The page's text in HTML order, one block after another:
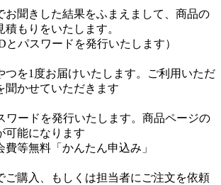
お聞きした結果をふまえまして、商品の
積もりをいたします。
とパスワードを発行いたします）
つを1度お届けいたします。ご利用いただ
聞かせていただきます
ワードを発行いたします。商品ページの
可能になります
費等無料「かんたん申込み」
ご購入、もしくは担当者にご注文を依頼